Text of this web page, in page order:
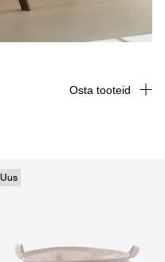
Uus
Osta tooteid